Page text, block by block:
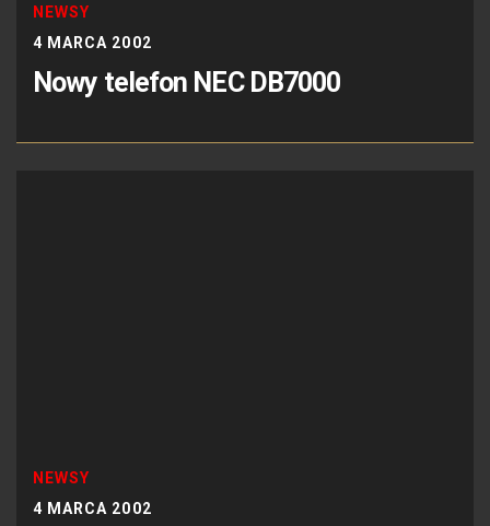
NEWSY
4 MARCA 2002
Nowy telefon NEC DB7000
NEWSY
4 MARCA 2002